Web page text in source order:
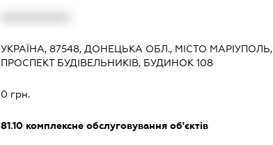
УКРАЇНА, 87548, ДОНЕЦЬКА ОБЛ., МІСТО МАРІУПОЛЬ,
ПРОСПЕКТ БУДІВЕЛЬНИКІВ, БУДИНОК 108
0 грн.
81.10 комплексне обслуговування об'єктів